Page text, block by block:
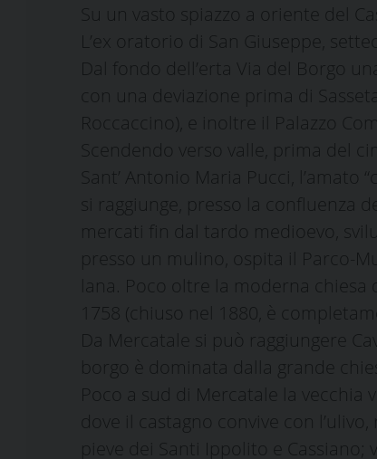
Su un vasto spiazzo a oriente del
L’ex oratorio di San Giuseppe,
Dal fondo dell’erta Via del Borgo
con una deviazione prima di
Roccaccino), e inoltre il Palazzo
Scendendo verso valle, prima del
Sant’ Antonio Maria Pucci,
si raggiunge, presso la confluenza
mercati fin dal tardo medioevo,
presso un mulino, ospita il Parco-
lana. Poco oltre la moderna chiesa
1758 (chiuso nel 1880, è
Da Mercatale si può raggiungere
borgo è dominata dalla grande
Poco a sud di Mercatale la vecchia
dove il castagno convive con
pieve dei Santi Ippolito e Cassiano;